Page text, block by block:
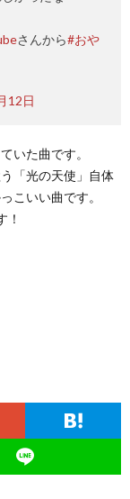
さんから#おや
12日
いた曲です。
「光の天使」自体
こいい曲です。
！